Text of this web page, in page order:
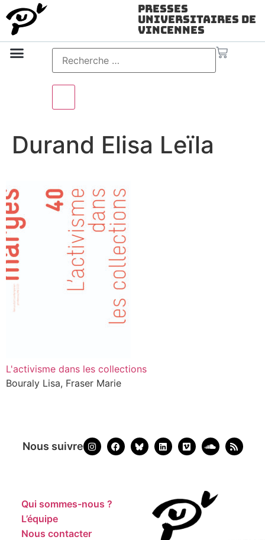
Presses
Universitaires de
Vincennes
Durand Elisa Leïla
L'activisme dans les collections
Bouraly Lisa, Fraser Marie
Nous suivre
Qui sommes-nous ?
L’équipe
Nous contacter